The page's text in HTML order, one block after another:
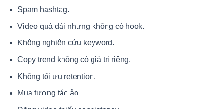
Spam hashtag.
Video quá dài nhưng không có hook.
Không nghiên cứu keyword.
Copy trend không có giá trị riêng.
Không tối ưu retention.
Mua tương tác ảo.